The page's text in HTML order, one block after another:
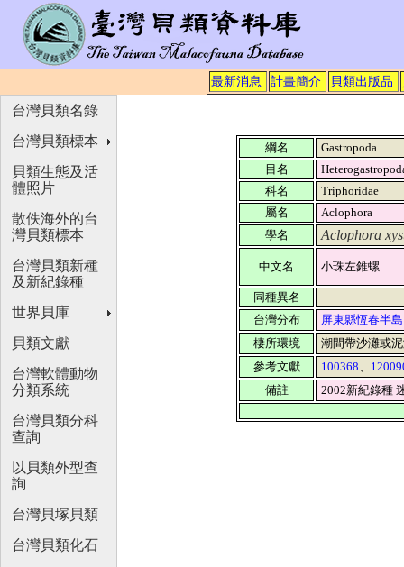
最新消息 計畫簡介 貝類出版品
綱名
Gastropoda
目名
科名
Triphoridae
屬名
Aclophora
學名
Aclophora
中文名 小珠左錐螺
同種異名
台灣分布
屏東縣恆春半
棲所環境
潮間帶沙灘或
參考文獻
100368、
備註
2002新紀錄種
台灣貝類名錄
台灣貝類標本
貝類生態及活
體照片
散佚海外的台
灣貝類標本
台灣貝類新種
及新紀錄種
世界貝庫
貝類文獻
台灣軟體動物
分類系統
台灣貝類分科
查詢
以貝類外型查
詢
台灣貝塚貝類
台灣貝類化石